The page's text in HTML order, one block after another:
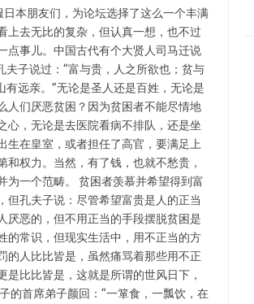
本朋友们，为论坛选择了这么一个丰满
上去无比的复杂，但认真一想，也不过
事儿。中国古代有个大贤人司马迁说
子说过：“富与贵，人之所欲也；贫与
远亲。”无论是圣人还是百姓，无论是
人们厌恶贫困？因为贫困者不能尽情地
心，无论是去医院看病不排队，还是坐
生在皇室，或者担任了高官，要满足上
权力。当然，有了钱，也就不愁贵，
为一个范畴。 贫困者羡慕并希望得到富
但孔夫子说：尽管希望富贵是人的正当
厌恶的，但不用正当的手段摆脱贫困是
的常识，但现实生活中，用不正当的方
的人比比皆是，虽然痛骂着那些用不正
比比皆是，这就是所谓的世风日下，
的首席弟子颜回：“一箪食，一瓢饮，在